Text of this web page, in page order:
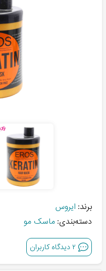
برند: ایروس
دسته‌بندی: ماسک مو
۲دیدگاه کاربران